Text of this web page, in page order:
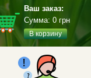
Ваш заказ:
Сумма: 0 грн
В корзину